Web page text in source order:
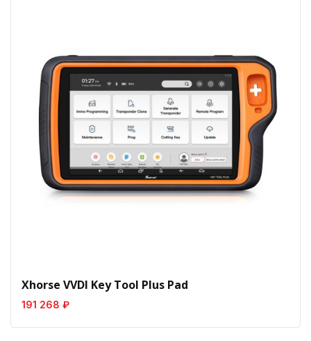
Xhorse VVDI Key Tool Plus Pad
191 268 ₽